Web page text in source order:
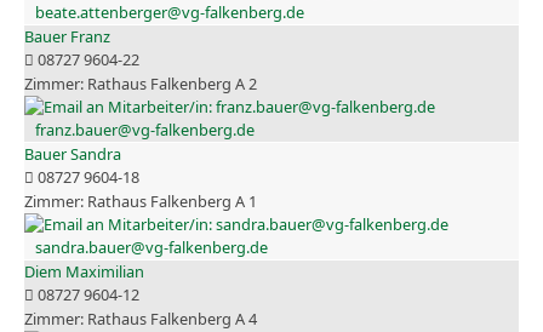
beate.attenberger@vg-falkenberg.de
Bauer Franz
08727 9604-22
Rathaus Falkenberg A 2
franz.bauer@vg-falkenberg.de
Bauer Sandra
08727 9604-18
Rathaus Falkenberg A 1
sandra.bauer@vg-falkenberg.de
Diem Maximilian
08727 9604-12
Rathaus Falkenberg A 4